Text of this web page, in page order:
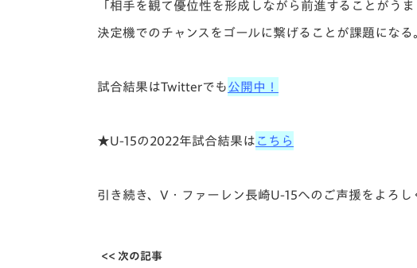
「相手を観て優位性を形成しながら前進することがうま
決定機でのチャンスをゴールに繋げることが課題にな
試合結果はTwitterでも公開中！
★U-15の2022年試合結果は こちら
引き続き、V・ファーレン長崎U-15へのご声援をよろし
<< 次の記事